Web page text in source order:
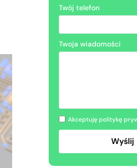
Twój telefon
Twoja wiadomości
Akceptuję politykę